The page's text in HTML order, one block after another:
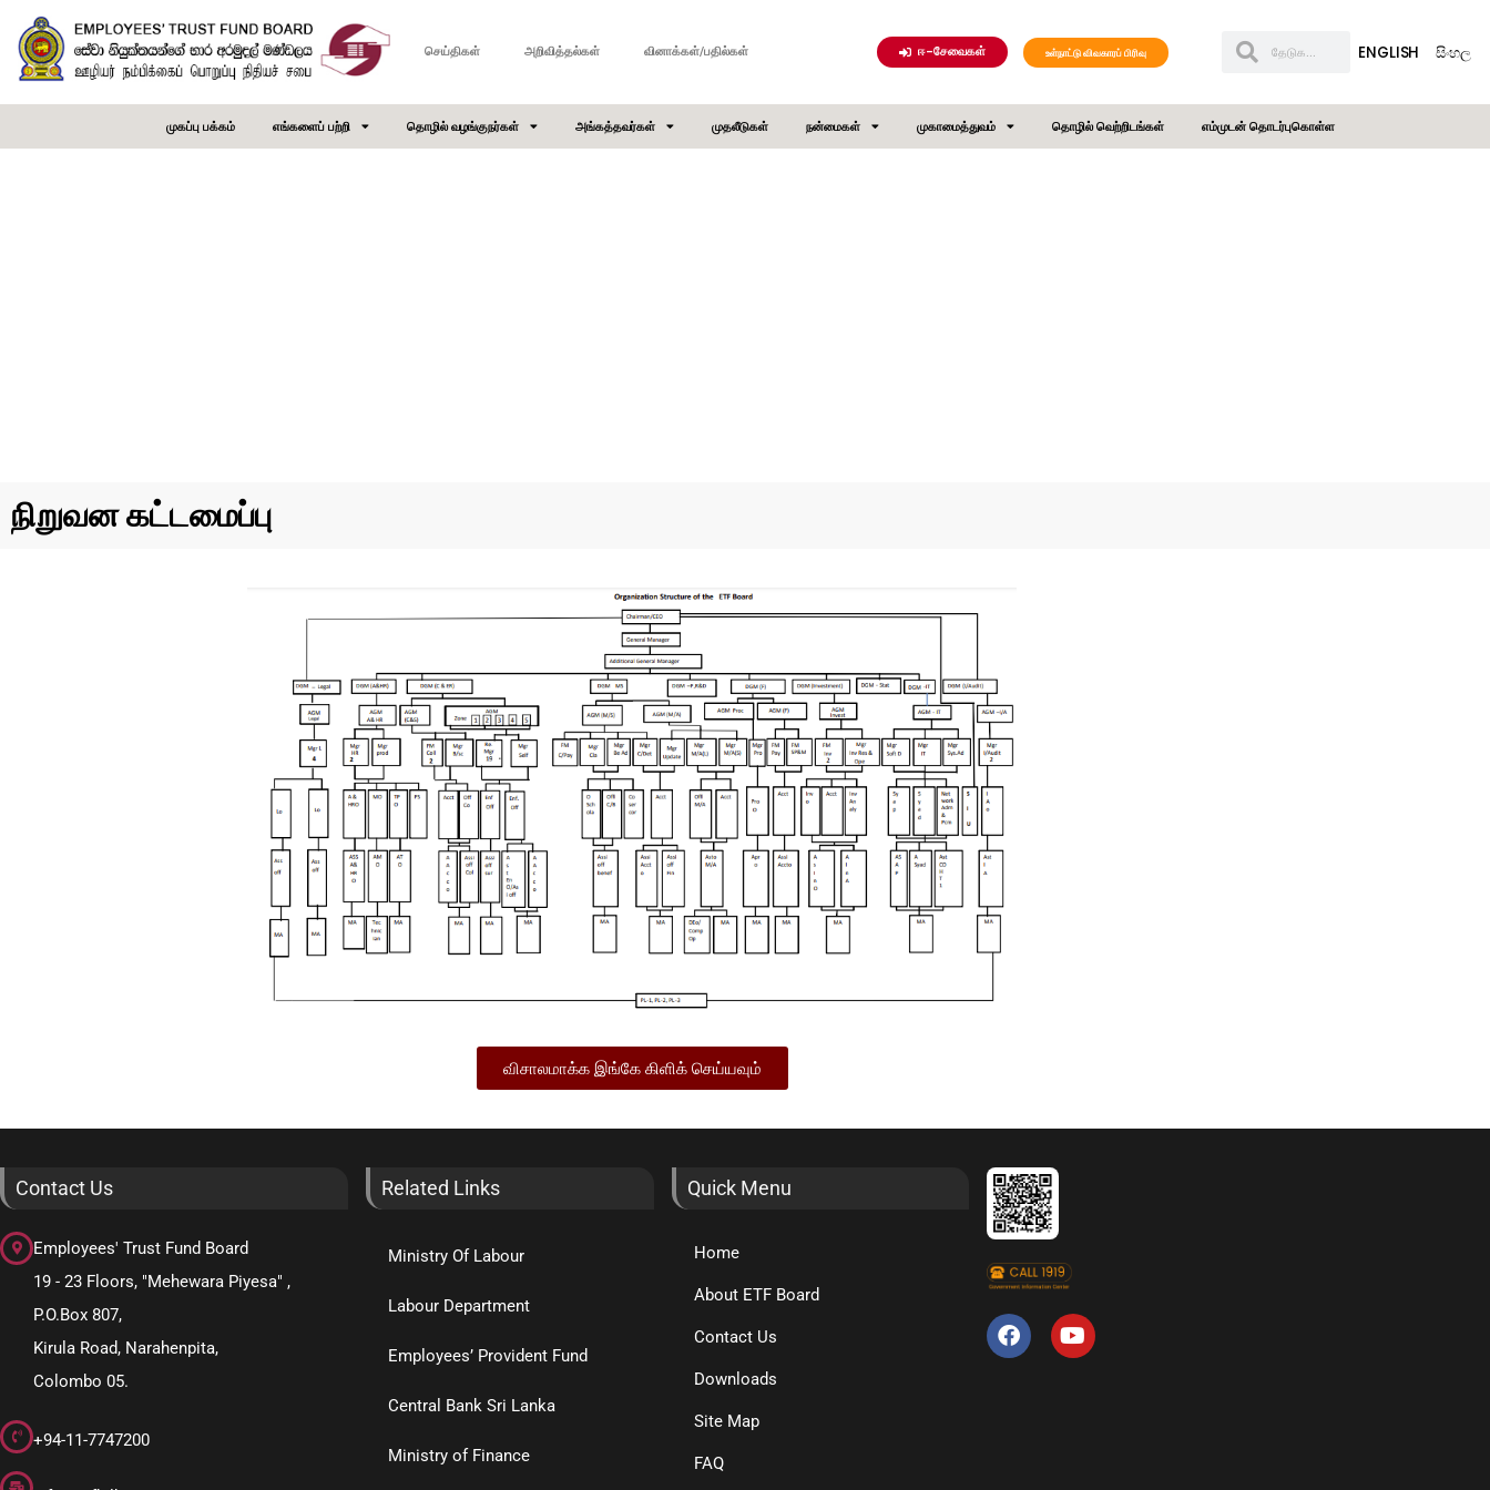
செய்திகள் அறிவித்தல்கள் வினாக்கள்/பதில்கள் ஈ-சேவைகள் உள்நாட்டு விவகாரப் பிரிவு ENGLISH සිංහල
முகப்பு பக்கம் எங்களைப் பற்றி தொழில் வழங்குநர்கள் அங்கத்தவர்கள் முதலீடுகள் நன்மைகள் முகாமைத்துவம் தொழில் வெற்றிடங்கள் எம்முடன் தொடர்புகொள்ள
நிறுவன கட்டமைப்பு
விசாலமாக்க இங்கே கிளிக் செய்யவும்
Contact Us
Employees' Trust Fund Board
19 - 23 Floors, "Mehewara Piyesa" ,
P.O.Box 807,
Kirula Road, Narahenpita,
Colombo 05.
+94-11-7747200
Related Links
Ministry Of Labour
Labour Department
Employees’ Provident Fund
Central Bank Sri Lanka
Ministry of Finance
Quick Menu
Home
About ETF Board
Contact Us
Downloads
Site Map
FAQ